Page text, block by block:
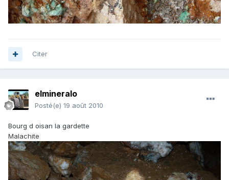
Citer
elmineralo
Posté(e) 19 août 2010
Bourg d oisan la gardette
Malachite